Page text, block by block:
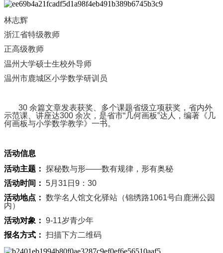
林志辉
浙江省特级教师
正高级教师
温州大学硕士生校外导师
温州市鹿城区小学数学研训员
30 余篇文章发表获奖、多个课题省级立项获奖，省内外
示范课、讲座达300 余次，是省市“几何画板”达人，编著《几
何画板与小学数学教学》一书。
活动信息
活动主题： 探秘数与形——数有规律，形有奥秘
活动时间： 5月31日9：30
活动地点： 数学名人馆文化驿站（锦绣路1061号白鹿洲公园
内）
活动对象： 9-11岁青少年
报名方式： 扫描下方二维码